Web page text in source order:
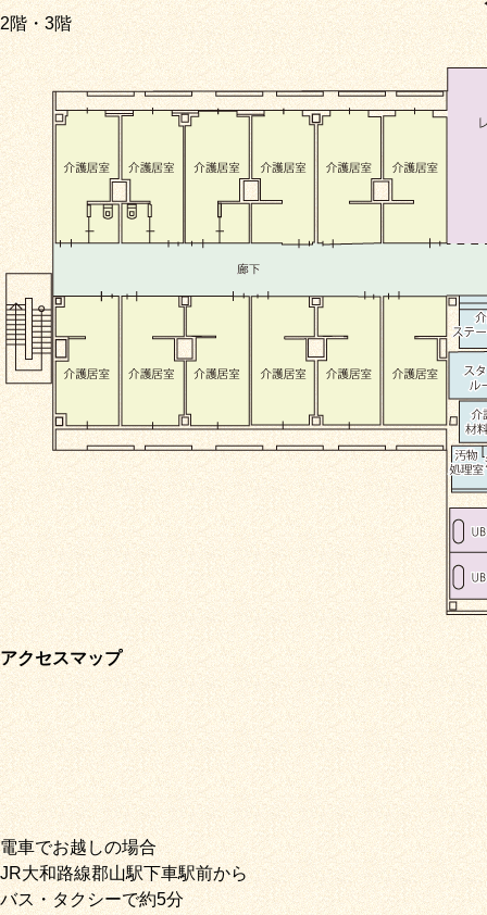
2階・3階
アクセスマップ
電車でお越しの場合
JR大和路線郡山駅下車駅前から
バス・タクシーで約5分